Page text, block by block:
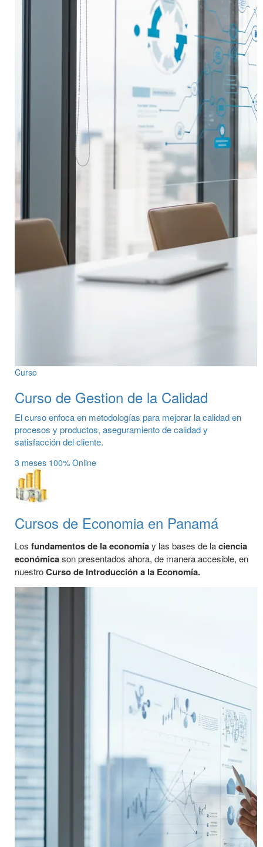
Curso
Curso de Gestion de la Calidad
El curso enfoca en metodologías para mejorar la calidad en
procesos y productos, aseguramiento de calidad y
satisfacción del cliente.
3 meses 100% Online
Cursos de Economia en Panamá
Los fundamentos de la economíay las bases de laciencia
económicason presentados ahora, de manera accesible, en
nuestroCurso de Introducción a la Economía.